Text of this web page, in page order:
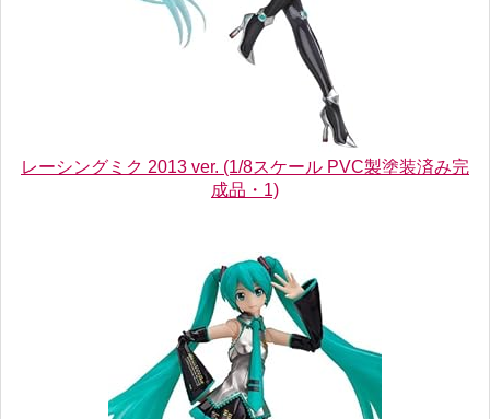
レーシングミク 2013 ver. (1/8スケール PVC製塗装済み完
成品・1)